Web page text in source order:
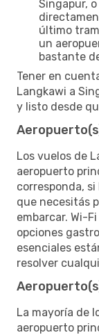
Singapur,
último
un
bastante
Tener en
Langkawi a
y listo desde
Los vuelos de
aeropuerto
corresponda,
que necesitás
embarcar. Wi-
opciones
esenciales
resolver
La mayoría de
aeropuerto